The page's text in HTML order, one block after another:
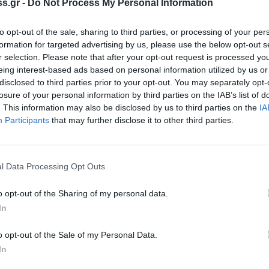
- Do Not Process My Personal Information
opt-out of the sale, sharing to third parties, or processing of your
for targeted advertising by us, please use the below opt-out
selection. Please note that after your opt-out request is processed
interest-based ads based on personal information utilized by us
to third parties prior to your opt-out. You may separately
of your personal information by third parties on the IAB’s list of
This information may also be disclosed by us to third parties on the
Participants that may further disclose it to other third parties.
Data Processing Opt Outs
opt-out of the Sharing of my personal data.
opt-out of the Sale of my Personal Data.
καλούνται να προσαρμοστούν σε ολοένα πιο
Ο αποκλεισμός τους από τη Δράση περιορίζει
προώθησης και δικτύωσης, υπονομεύοντας
η πρόβλεψη της πρόσκλησης πως «είναι
της ενισχυόμενης επιχείρησης (σε σχέση με
– φορολογικό έτος 2024), σε ύψος τουλάχιστον
η οποία θα πρέπει να επιτευχθεί το
πράξης». Η συγκεκριμένη δέσμευση-
άκαμπτη για τα δεδομένα της αγοράς και της
η εξαγωγική δραστηριότητα επηρεάζεται
παγκόσμιες κρίσεις, συναλλαγματικές
επιχείρηση, δημιουργώντας αντικίνητρο
την εξαγωγική τους προσπάθεια και
σε σύντομο χρονικό διάστημα και φυσικά